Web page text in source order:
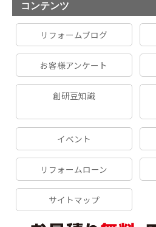
コンテンツ
リフォームブログ
お客様アンケート
創研豆知識
イベント
リフォームローン
サイトマップ